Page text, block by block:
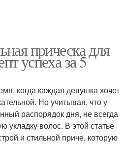
прическа для
успеха за 5
когда каждая девушка хочет
Но учитывая, что у
распорядок дня, не всегда
укладку волос. В этой статье
и стильной приче, которую